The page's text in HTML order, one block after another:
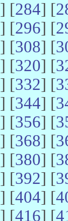
] [284] [
] [296] [
] [308] [
] [320] [
] [332] [
] [344] [
] [356] [
] [368] [
] [380] [
] [392] [
] [404] [
] [416] [